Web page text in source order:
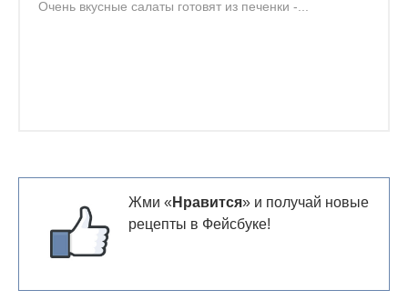
Очень вкусные салаты готовят из печенки -...
Жми « Нравится» и получай новые
рецепты в Фейсбуке!